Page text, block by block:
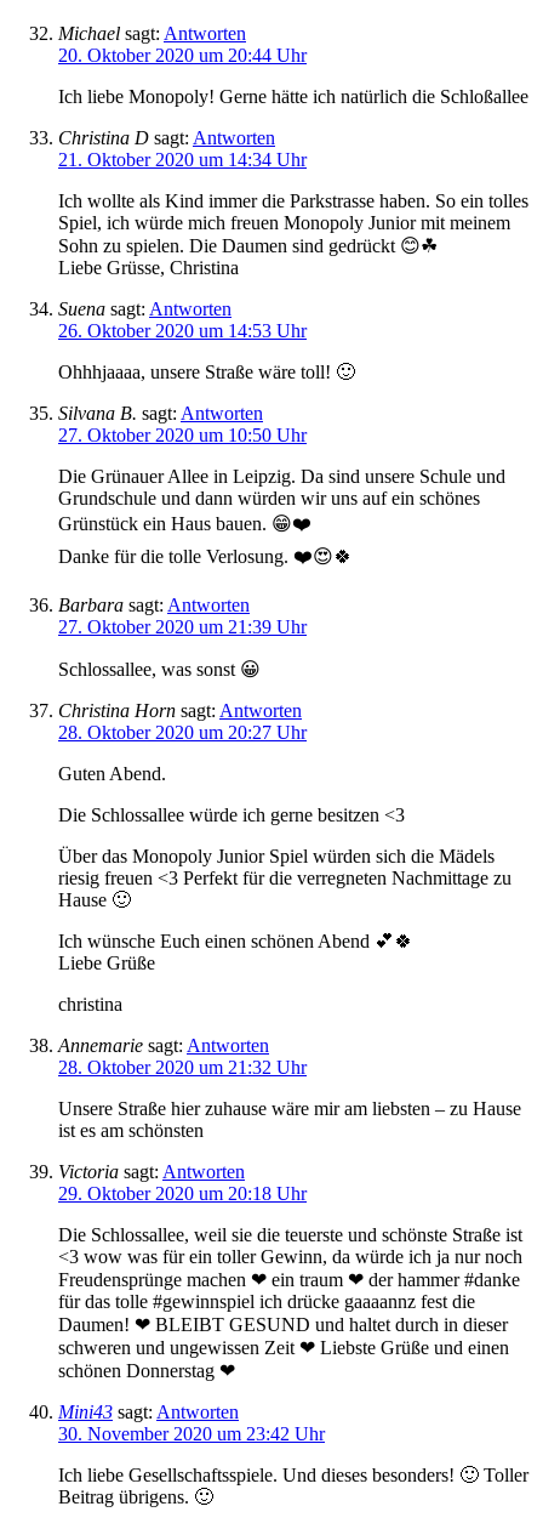
Michael sagt: Antworten
20. Oktober 2020 um 20:44 Uhr
Ich liebe Monopoly! Gerne hätte ich natürlich die Schloßallee
Christina D sagt: Antworten
21. Oktober 2020 um 14:34 Uhr
Ich wollte als Kind immer die Parkstrasse haben. So ein tolles
Spiel, ich würde mich freuen Monopoly Junior mit meinem
Sohn zu spielen. Die Daumen sind gedrückt 😊☘
Liebe Grüsse, Christina
Suena sagt: Antworten
26. Oktober 2020 um 14:53 Uhr
Ohhhjaaaa, unsere Straße wäre toll! 🙂
Silvana B. sagt: Antworten
27. Oktober 2020 um 10:50 Uhr
Die Grünauer Allee in Leipzig. Da sind unsere Schule und
Grundschule und dann würden wir uns auf ein schönes
Grünstück ein Haus bauen. 😁❤️
Danke für die tolle Verlosung. ❤️😍🍀
Barbara sagt: Antworten
27. Oktober 2020 um 21:39 Uhr
Schlossallee, was sonst 😀
Christina Horn sagt: Antworten
28. Oktober 2020 um 20:27 Uhr
Guten Abend.
Die Schlossallee würde ich gerne besitzen <3
Über das Monopoly Junior Spiel würden sich die Mädels
riesig freuen <3 Perfekt für die verregneten Nachmittage zu
Hause 🙂
Ich wünsche Euch einen schönen Abend 💕🍀
Liebe Grüße
christina
Annemarie sagt: Antworten
28. Oktober 2020 um 21:32 Uhr
Unsere Straße hier zuhause wäre mir am liebsten – zu Hause
ist es am schönsten
Victoria sagt: Antworten
29. Oktober 2020 um 20:18 Uhr
Die Schlossallee, weil sie die teuerste und schönste Straße ist
<3 wow was für ein toller Gewinn, da würde ich ja nur noch
Freudensprünge machen ❤ ein traum ❤ der hammer #danke
für das tolle #gewinnspiel ich drücke gaaaannz fest die
Daumen! ❤ BLEIBT GESUND und haltet durch in dieser
schweren und ungewissen Zeit ❤ Liebste Grüße und einen
schönen Donnerstag ❤
Mini43 sagt: Antworten
30. November 2020 um 23:42 Uhr
Ich liebe Gesellschaftsspiele. Und dieses besonders! 🙂 Toller
Beitrag übrigens. 🙂